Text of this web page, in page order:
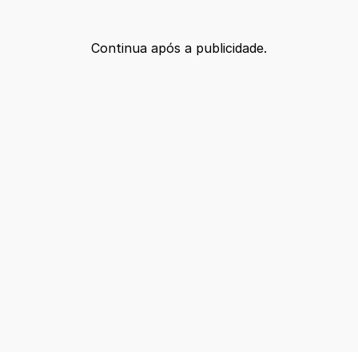
Continua após a publicidade.